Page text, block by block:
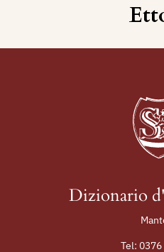
Dizionario
Tel: 0376